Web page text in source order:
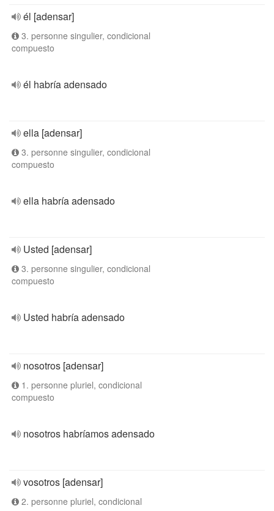
él [adensar]
3. personne singulier, condicional
compuesto
él habría adensado
ella [adensar]
3. personne singulier, condicional
compuesto
ella habría adensado
Usted [adensar]
3. personne singulier, condicional
compuesto
Usted habría adensado
nosotros [adensar]
1. personne pluriel, condicional
compuesto
nosotros habríamos adensado
vosotros [adensar]
2. personne pluriel, condicional